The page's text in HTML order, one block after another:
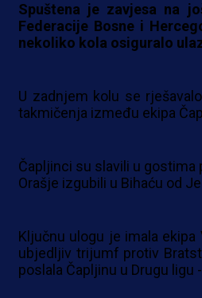
Spuštena je zavjesa na
Federacije Bosne i
nekoliko kola osiguralo
U zadnjem kolu se
takmičenja između ekipa
Čapljinci su slavili u gostima
Orašje izgubili u Bihaću od
Ključnu ulogu je imala
ubjedljiv trijumf protiv
poslala Čapljinu u Drugu ligu